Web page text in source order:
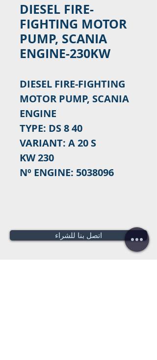
DIESEL FIRE-
FIGHTING MOTOR
PUMP, SCANIA
ENGINE-230KW
DIESEL FIRE-FIGHTING
MOTOR PUMP, SCANIA
ENGINE
TYPE: DS 8 40
VARIANT: A 20 S
230 KW
Nº ENGINE: 5038096
اتصل بنا للشراء